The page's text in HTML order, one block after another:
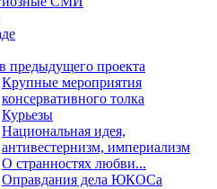
предыдущего проекта
Крупные мероприятия
консервативного толка
Курьезы
Национальная идея,
антивестернизм, империализм
О странностях любви...
Оправдания дела ЮКОСа